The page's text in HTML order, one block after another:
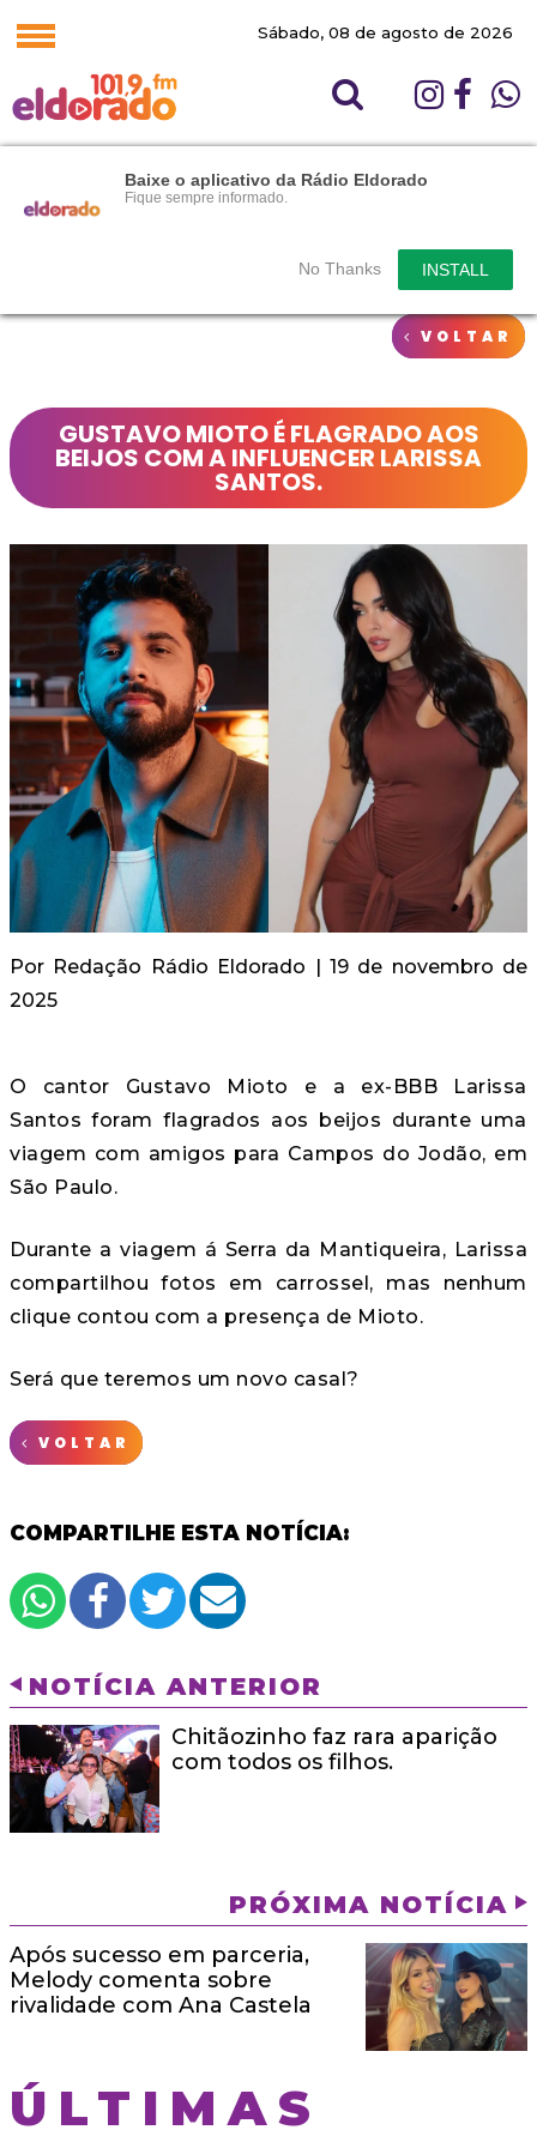
Baixe o aplicativo da Rádio Eldorado
Fique sempre informado.
No Thanks INSTALL
Sábado, 08 de agosto de 2026
GUSTAVO MIOTO É FLAGRADO AOS
BEIJOS COM A INFLUENCER LARISSA
SANTOS.
VOLTAR
Por Redação Rádio Eldorado | 19 de novembro de
2025
O cantor Gustavo Mioto e a ex-BBB Larissa
Santos foram flagrados aos beijos durante uma
viagem com amigos para Campos do Jodão, em
São Paulo.
Durante a viagem á Serra da Mantiqueira, Larissa
compartilhou fotos em carrossel, mas nenhum
clique contou com a presença de Mioto.
Será que teremos um novo casal?
VOLTAR
COMPARTILHE ESTA NOTÍCIA:
NOTÍCIA ANTERIOR
Chitãozinho faz rara aparição
com todos os filhos.
PRÓXIMA NOTÍCIA
Após sucesso em parceria,
Melody comenta sobre
rivalidade com Ana Castela
ÚLTIMAS